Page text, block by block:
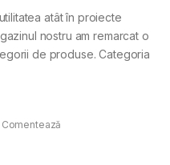
atât în proiecte
nostru am remarcat o
de produse. Categoria
Comentează